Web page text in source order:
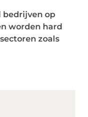
bedrijven op
worden hard
zoals